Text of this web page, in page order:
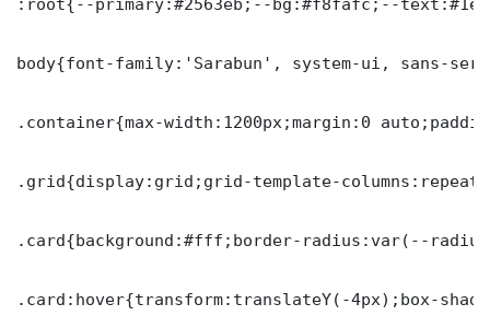
body{font-family:'Sarabun', system-ui, sans-
.container{max-width:1200px;margin:0
.grid{display:grid;grid-template-
.card{background:#fff;border-radius:var(--
.card:hover{transform:translateY(-4px);box-